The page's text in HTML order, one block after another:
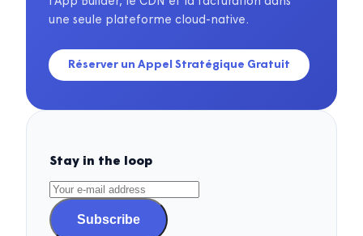
une seule plateforme cloud-native.
Réserver un Appel Stratégique Gratuit
Stay in the loop
Subscribe